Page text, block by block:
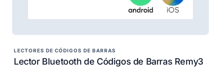
LECTORES DE CÓDIGOS DE BARRAS
Lector Bluetooth de Códigos de Barras Remy3